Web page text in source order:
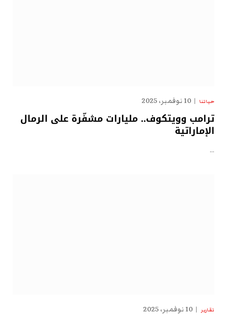
حياتنا 10 نوفمبر، 2025
ترامب وويتكوف.. مليارات مشفّرة على الرمال
الإماراتية
…
تقارير 10 نوفمبر، 2025